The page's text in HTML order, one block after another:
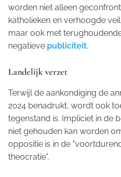
worden niet alleen
katholieken en verhoogde
maar ook met
negatieve publiciteit.
Landelijk verzet
Terwijl de aankondiging de
2024 benadrukt, wordt ook
tegenstand is. Impliciet in de
niet gehouden kan worden
oppositie is in de
theocratie".